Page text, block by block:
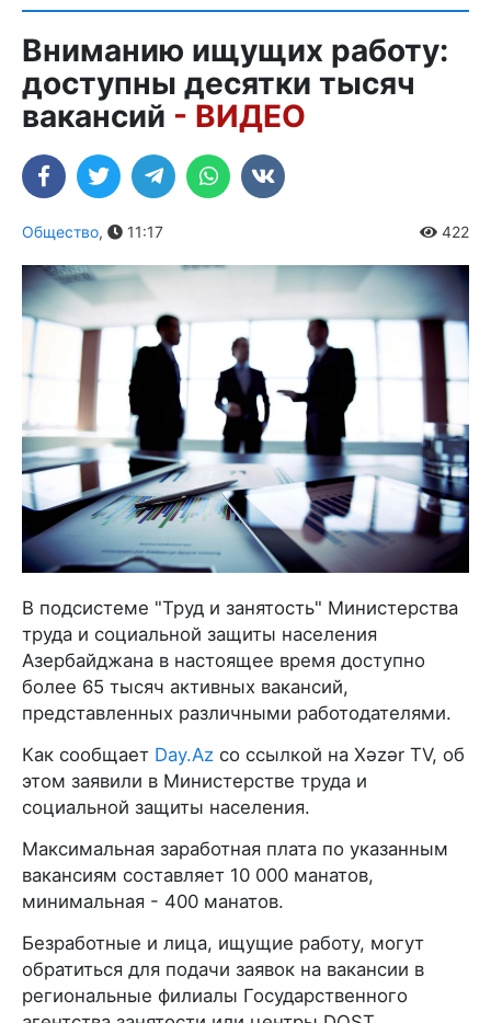
Вниманию ищущих работу:
доступны десятки тысяч
вакансий - ВИДЕО
Общество, 11:17 422
В подсистеме "Труд и занятость" Министерства
труда и социальной защиты населения
Азербайджана в настоящее время доступно
более 65 тысяч активных вакансий,
представленных различными работодателями.
Как сообщает Day.Az со ссылкой на Xəzər TV, об
этом заявили в Министерстве труда и
социальной защиты населения.
Максимальная заработная плата по указанным
вакансиям составляет 10 000 манатов,
минимальная - 400 манатов.
Безработные и лица, ищущие работу, могут
обратиться для подачи заявок на вакансии в
региональные филиалы Государственного